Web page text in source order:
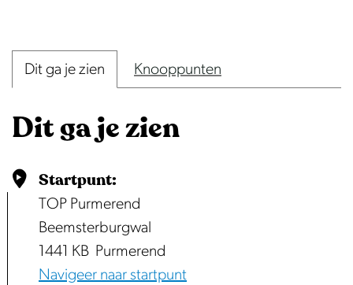
e
o
u
Dit ga je zien Knooppunten
Dit ga je zien
Startpunt:
TOP Purmerend
Beemsterburgwal
1441 KB Purmerend
Navigeer naar startpunt